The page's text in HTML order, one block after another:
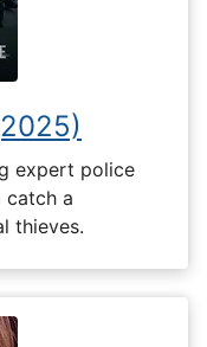
expert police
a
thieves.